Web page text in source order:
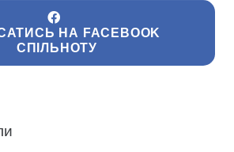
НА FACEBOOK
СПІЛЬНОТУ